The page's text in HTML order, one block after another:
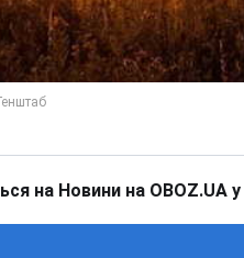
на Новини на OBOZ.UA у